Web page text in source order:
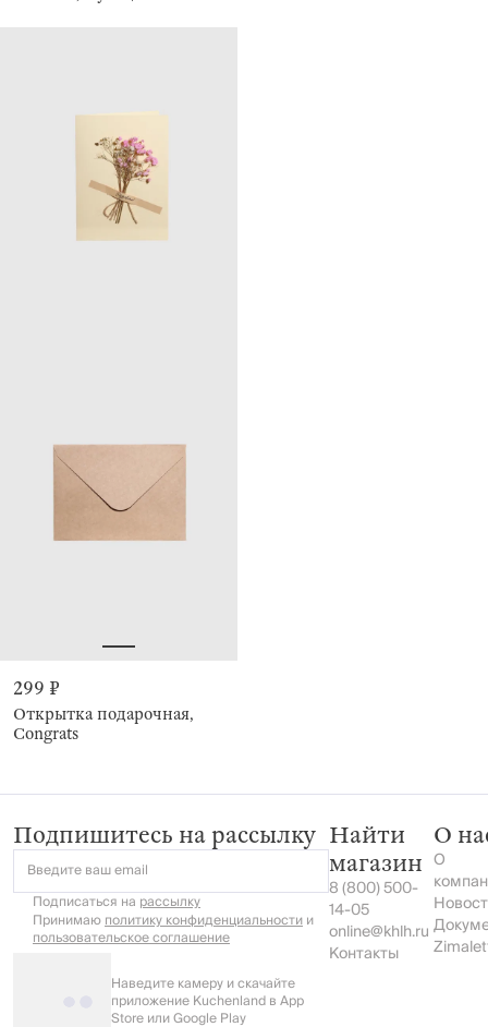
299 ₽
Открытка подарочная,
Congrats
Подпишитесь на рассылку
Введите ваш email
Подписаться на рассылку
Принимаюполитику конфиденциальностии
пользовательское соглашение
Наведите камеру и скачайте
приложение Kuchenland в App
Store или Google Play
Найти
магазин
8 (800) 500-
14-05
online@khlh.ru
Контакты
О
О